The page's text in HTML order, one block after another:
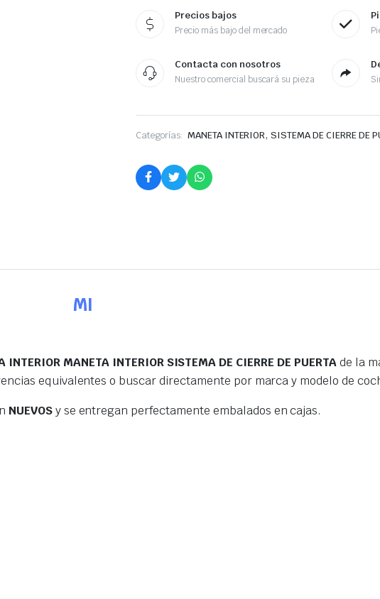
Precios bajos
Precio más bajo del mercado
Contacta con nosotros
Nuestro comercial buscará su pieza
Categorías: MANETA INTERIOR, SISTEMA DE CIERRE DE
MI
INTERIOR MANETA INTERIOR SISTEMA DE CIERRE DE PUERTAde la
equivalentes o buscar directamente por marca y modelo de
NUEVOSy se entregan perfectamente embalados en cajas.